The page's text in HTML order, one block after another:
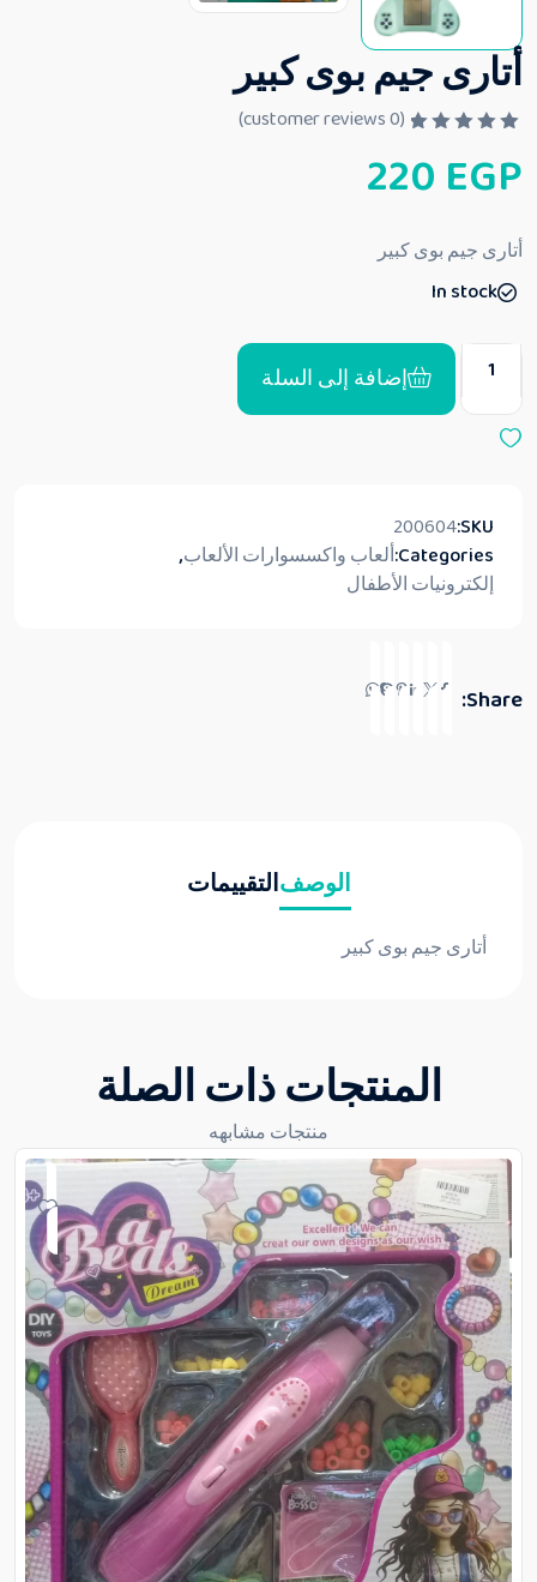
أتارى جيم بوى كبير
م
ا
ق
ي
م
0
ن
(
0
220 EGP
أتارى جيم بوى كبير
In stock
إضافة إلى السلة
SKU:
200604
Categories:ألعاب واكسسوارات الألعاب,
إلكترونيات الأطفال
Share:
الوصفالتقييمات
أتارى جيم بوى كبير
المنتجات ذات الصلة
منتجات مشابهه